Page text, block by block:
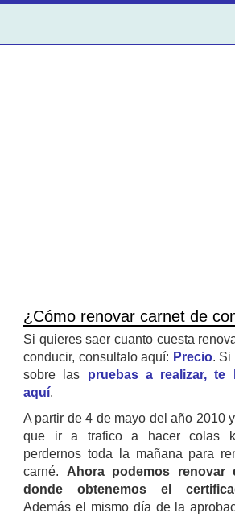
¿Cómo renovar carnet de
Si quieres saer cuanto cuesta
conducir, consultalo aquí: Precio. Si
sobre las pruebas a realizar, te
aquí.
A partir de 4 de mayo del año 2010
que ir a trafico a hacer colas
perdernos toda la mañana para
carné. Ahora podemos renovar
donde obtenemos el
Además el mismo día de la